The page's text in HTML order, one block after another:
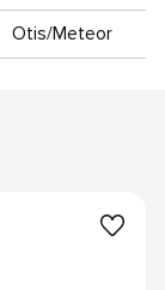
Otis/Meteor